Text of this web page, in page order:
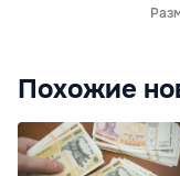
Похожие